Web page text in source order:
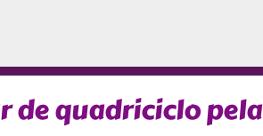
de quadriciclo pela